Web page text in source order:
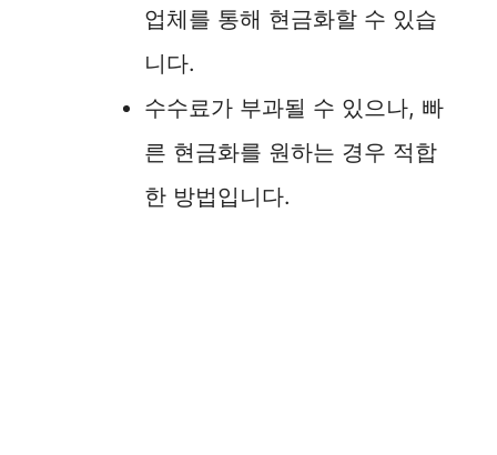
업체를 통해 현금화할 수 있습
니다.
수수료가 부과될 수 있으나, 빠
른 현금화를 원하는 경우 적합
한 방법입니다.